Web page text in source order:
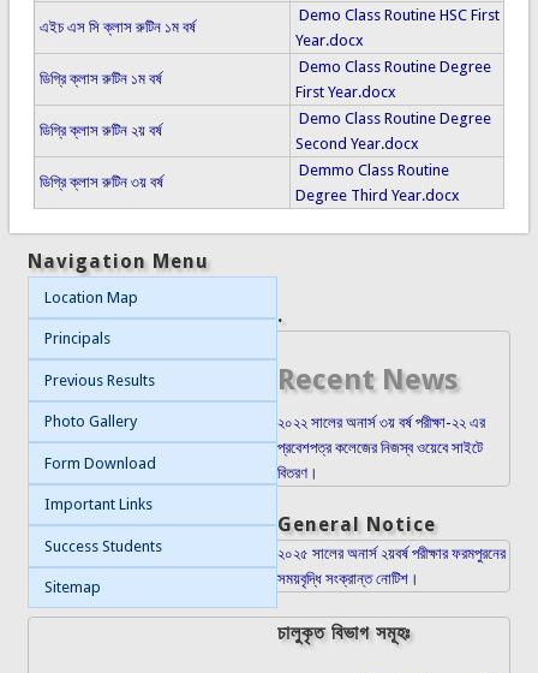
এইচ এস সি ক্লাস রুটিন ১ম বর্ষ
Demo Class Routine HSC First
Year.docx
ডিগ্রি ক্লাস রুটিন ১ম বর্ষ
Demo Class Routine Degree
First Year.docx
ডিগ্রি ক্লাস রুটিন ২য় বর্ষ
Demo Class Routine Degree
Second Year.docx
ডিগ্রি ক্লাস রুটিন ৩য় বর্ষ
Demmo Class Routine
Degree Third Year.docx
Navigation Menu
Location Map
Principals
Previous Results
Photo Gallery
Form Download
Important Links
Success Students
Sitemap
.
Recent News
২০২২ সালের অনার্স ৩য় বর্ষ পরীক্ষা-২২ এর
প্রবেশপত্র কলেজের নিজস্ব ওয়েবে সাইটে
বিতরণ।
General Notice
২০২৫ সালের অনার্স ২য়বর্ষ পরীক্ষার ফরমপুরনের
সময়বৃদ্ধি সংক্রান্ত নোটিশ।
চালুকৃত বিভাগ সমূহঃ